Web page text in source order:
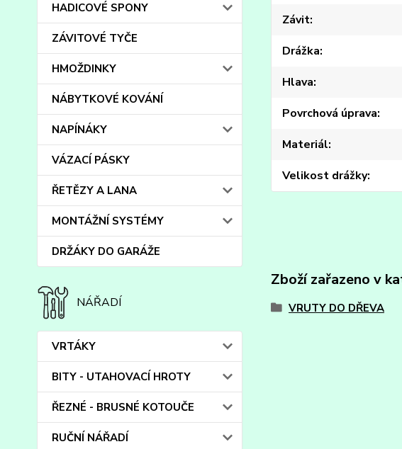
HADICOVÉ SPONY
ZÁVITOVÉ TYČE
HMOŽDINKY
NÁBYTKOVÉ KOVÁNÍ
NAPÍNÁKY
VÁZACÍ PÁSKY
ŘETĚZY A LANA
MONTÁŽNÍ SYSTÉMY
DRŽÁKY DO GARÁŽE
NÁŘADÍ
VRTÁKY
BITY - UTAHOVACÍ HROTY
ŘEZNÉ - BRUSNÉ KOTOUČE
RUČNÍ NÁŘADÍ
Závit
Drážka
Hlava
Povrchová úprava
Materiál
Velikost drážky
Zboží zařazeno v
VRUTY DO DŘEVA